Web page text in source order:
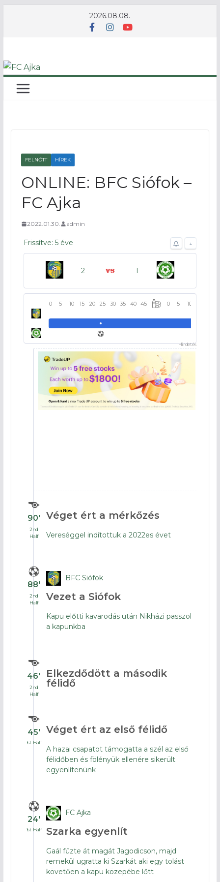
2026.08.08.
FELNŐTT HÍREK
ONLINE: BFC Siófok –
FC Ajka
2022.01.30. admin
Frissítve: 5 éve ↓
2 1
0 5 10 15 20 25 30 35 40 45 0 5 10
Hirdetés
90′
2nd
Half
Véget ért a mérkőzés
Vereséggel indítottuk a 2022es évet
88′
2nd
Half
BFC Siófok
Vezet a Siófok
Kapu előtti kavarodás után Nikházi passzol
a kapunkba
46′
2nd
Half
Elkezdődött a második
félidő
45′
1st Half
Véget ért az első félidő
A hazai csapatot támogatta a szél az első
félidőben és fölényük ellenére sikerült
egyenlítenünk
24′
1st Half
FC Ajka
Szarka egyenlít
Gaál fűzte át magát Jagodicson, majd
remekül ugratta ki Szarkát aki egy tolást
követően a kapu közepébe lőtt